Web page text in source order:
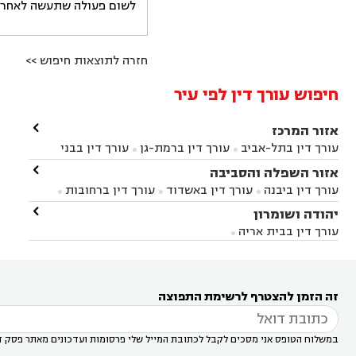
לשום פעולה שתעשה לאחר
חזרה לתוצאות חיפוש >>
חיפוש עורך דין לפי עיר
אזור המרכז
עורך דין בתל-אביב  עורך דין ברמת-גן 
עורך דין בבני
ברק עורך דין בפתח תקווה עורך דין בראשון לציון
עורך דין ברחובות עורך דין בנס ציונה
במודיעין
עורך דין בהרצליה עורך דין בחולון
עורך
דין בקרית אונו
אונו
עורך דין בבת ים
דין בשוהם 

אזור השפלה והסביבה
עורך דין ביבנה  עורך דין באשדוד  עורך דין ברחובות 
עורך דין בראשון לציון עורך דין במודיעין
עורך דין
בבאר יעקב
עורך דין בגדרה

יהודה ושומרון
עורך דין בבית אריה 

זה הזמן להצטרף לרשימת התפוצה
במשלוח הטופס אני מסכים לקבל לכתובת המייל שלי פרסומות ועדכונים מאתר פסק